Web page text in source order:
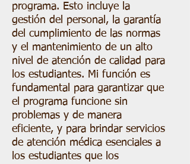
programa. Esto incluye la
gestión del personal, la garantía
del cumplimiento de las normas
y el mantenimiento de un alto
nivel de atención de calidad para
los estudiantes. Mi función es
fundamental para garantizar que
el programa funcione sin
problemas y de manera
eficiente, y para brindar servicios
de atención médica esenciales a
los estudiantes que los